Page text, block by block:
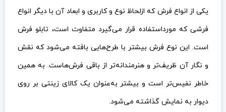
یکی از انواع فرش که ازلحاظ نوع و کاربری و ابعاد آن با دیگر انواع
فرشی که مورداستفاده قرار می‌گیرد متفاوت است، تابلو فرش
است. این نوع فرش بیشتر با طرح‌هایی بافته می‌شود که نقش
و نگار آن ظریف‌تر و هنرمندانه‌تر از باقی فرش‌هاست. به همین
خاطر نفیس‌تر است و بیشتر به‌عنوان یک کالای زینتی بر روی
دیوار به نمایش گذاشته می‌شود.